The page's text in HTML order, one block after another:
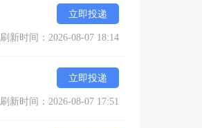
立即投递
刷新时间：2026-08-07 18:14
立即投递
刷新时间：2026-08-07 17:51